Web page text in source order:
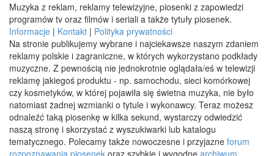
Muzyka z reklam, reklamy telewizyjne, piosenki z zapowiedzi
programów tv oraz filmów i seriali a także tytuły piosenek.
Informacje | Kontakt | Polityka prywatności
Na stronie publikujemy wybrane i najciekawsze naszym zdaniem
reklamy polskie i zagraniczne, w których wykorzystano podkłady
muzyczne. Z pewnością nie jednokrotnie oglądała/eś w telewizji
reklamę jakiegoś produktu - np. samochodu, sieci komórkowej
czy kosmetyków, w której pojawiła się świetna muzyka, nie było
natomiast żadnej wzmianki o tytule i wykonawcy. Teraz możesz
odnaleźć taką piosenkę w kilka sekund, wystarczy odwiedzić
naszą stronę i skorzystać z wyszukiwarki lub katalogu
tematycznego. Polecamy także nowoczesne i przyjazne forum
rozpoznawania piosenek oraz szybkie i wygodne archiwum